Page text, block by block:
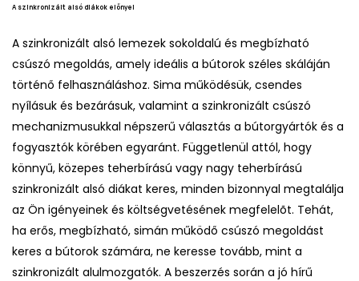
A szinkronizált alsó diákok előnyei
A szinkronizált alsó lemezek sokoldalú és megbízható
csúszó megoldás, amely ideális a bútorok széles skáláján
történő felhasználáshoz. Sima működésük, csendes
nyílásuk és bezárásuk, valamint a szinkronizált csúszó
mechanizmusukkal népszerű választás a bútorgyártók és a
fogyasztók körében egyaránt. Függetlenül attól, hogy
könnyű, közepes teherbírású vagy nagy teherbírású
szinkronizált alsó diákat keres, minden bizonnyal megtalálja
az Ön igényeinek és költségvetésének megfelelõt. Tehát,
ha erős, megbízható, simán működő csúszó megoldást
keres a bútorok számára, ne keresse tovább, mint a
szinkronizált alulmozgatók. A beszerzés során a jó hírű